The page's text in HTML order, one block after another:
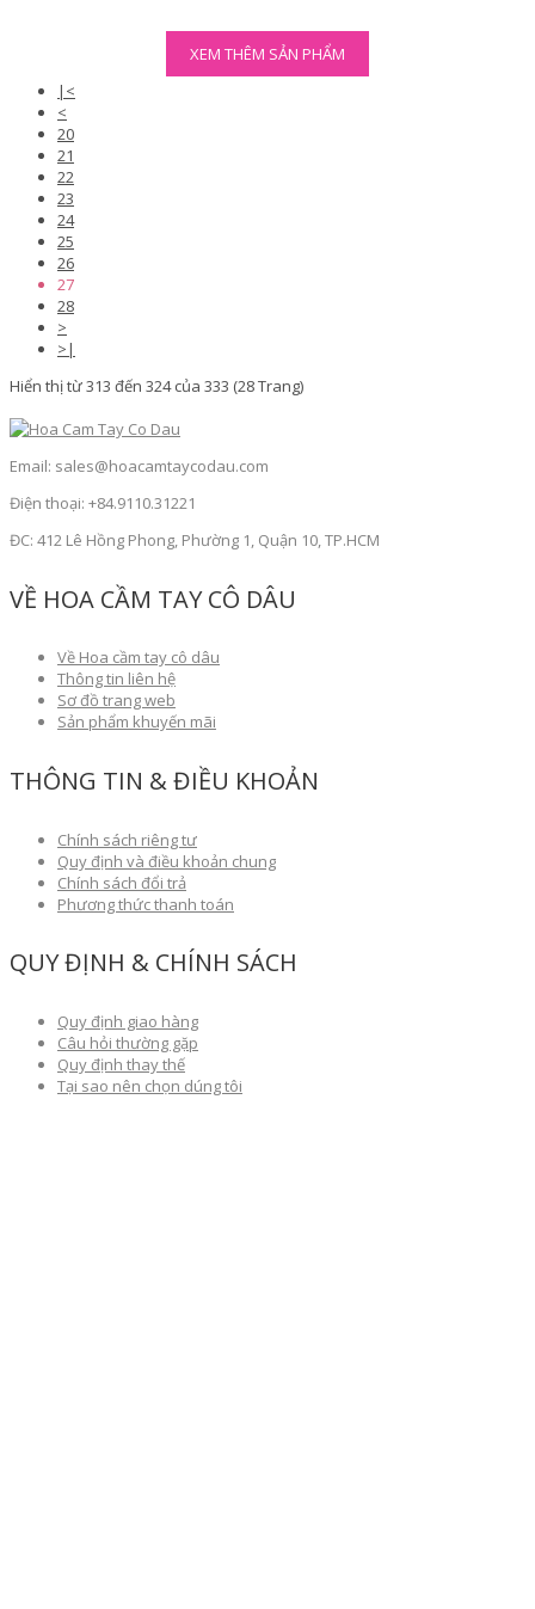
XEM THÊM SẢN PHẨM
|<
<
20
21
22
23
24
25
26
27
28
>
>|
Hiển thị từ 313 đến 324 của 333 (28 Trang)
Email: sales@hoacamtaycodau.com
Điện thoại: +84.9110.31221
ĐC: 412 Lê Hồng Phong, Phường 1, Quận 10, TP.HCM
VỀ HOA CẦM TAY CÔ DÂU
Về Hoa cầm tay cô dâu
Thông tin liên hệ
Sơ đồ trang web
Sản phẩm khuyến mãi
THÔNG TIN & ĐIỀU KHOẢN
Chính sách riêng tư
Quy định và điều khoản chung
Chính sách đổi trả
Phương thức thanh toán
QUY ĐỊNH & CHÍNH SÁCH
Quy định giao hàng
Câu hỏi thường gặp
Quy định thay thế
Tại sao nên chọn dúng tôi